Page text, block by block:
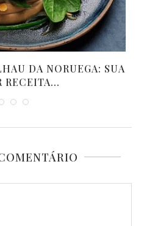
DA NORUEGA: SUA
RECEITA...